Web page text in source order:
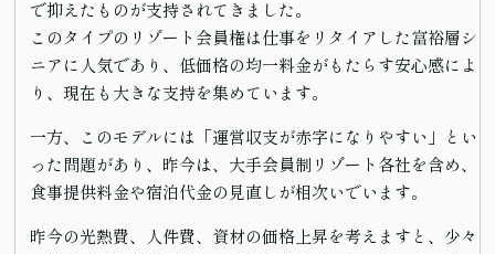
で抑えたものが支持されてきました。
このタイプのリゾート会員権は仕事をリタイアした富裕層シ
ニアに人気であり、低価格の均一料金がもたらす安心感によ
り、現在も大きな支持を集めています。
一方、このモデルには「運営収支が赤字になりやすい」とい
った問題があり、昨今は、大手会員制リゾート各社を含め、
食事提供料金や宿泊代金の見直しが相次いでいます。
昨今の光熱費、人件費、資材の価格上昇を考えますと、少々